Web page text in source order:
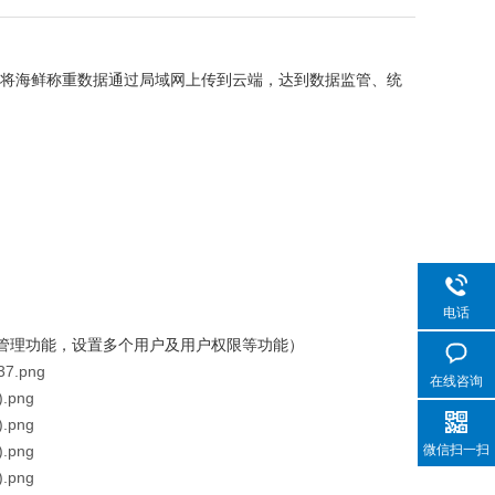
海鲜称重数据通过局域网上传到云端，达到数据监管、统
功能，设置多个用户及用户权限等功能）
电话
在线咨询
微信扫一扫